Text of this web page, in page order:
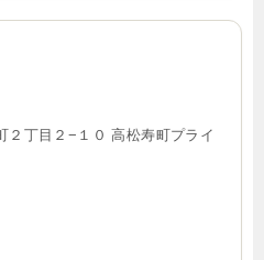
２丁目２−１０ 高松寿町プライ